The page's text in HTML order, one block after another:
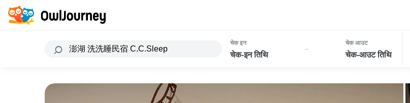
चेक इन
चेक-इन तिथि
-
चेक आउट
चेक-आउट तिथि